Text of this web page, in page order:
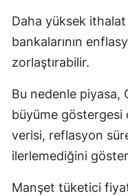
Daha yüksek
bankalarının
zorlaştırabilir.
Bu nedenle piyasa,
büyüme göstergesi
verisi, reflasyon
ilerlemediğini
Manşet tüketici